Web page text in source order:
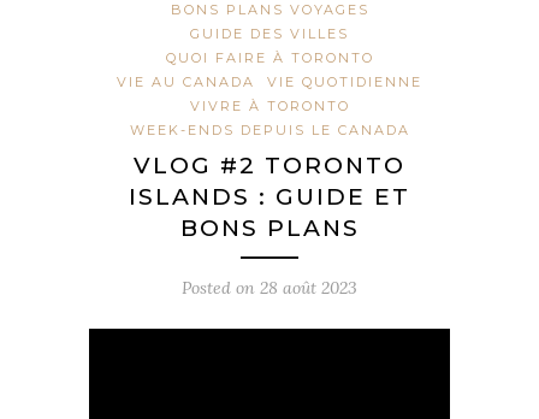
BONS PLANS VOYAGES
GUIDE DES VILLES
QUOI FAIRE À TORONTO
VIE AU CANADA
VIE QUOTIDIENNE
VIVRE À TORONTO
WEEK-ENDS DEPUIS LE CANADA
VLOG #2 TORONTO
ISLANDS : GUIDE ET
BONS PLANS
Posted on 28 août 2023